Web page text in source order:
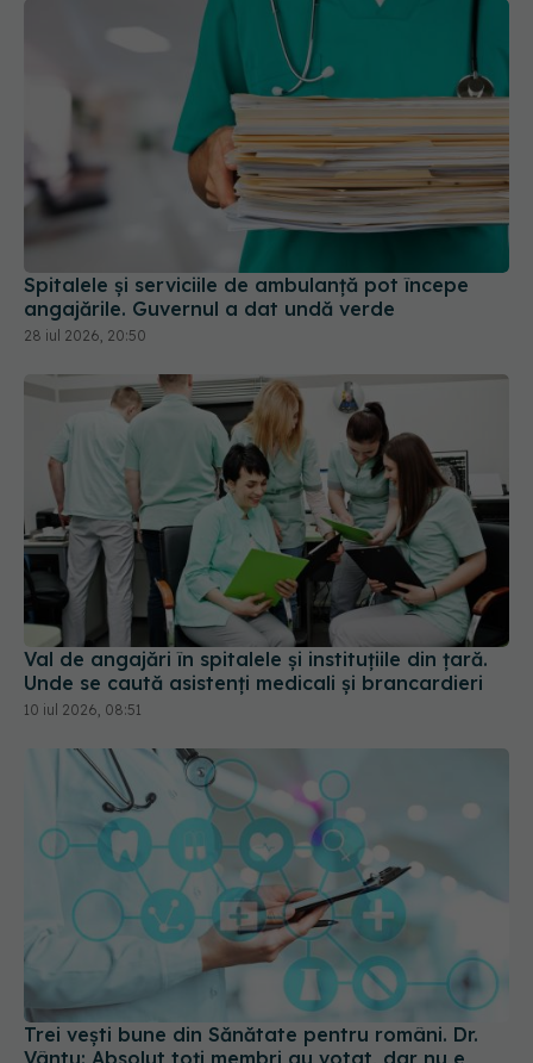
Spitalele și serviciile de ambulanță pot începe
angajările. Guvernul a dat undă verde
Val de angajări în spitalele și instituțiile din țară.
Unde se caută asistenți medicali și brancardieri
10 iul 2026, 08:51
Trei vești bune din Sănătate pentru români. Dr.
Vântu: Absolut toți membri au votat, dar nu e
chiar atât de ușor
29 iun 2026, 10:10